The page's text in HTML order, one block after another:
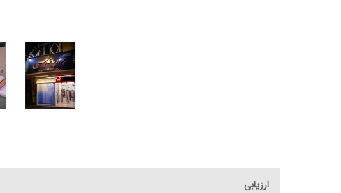
ارزیابی